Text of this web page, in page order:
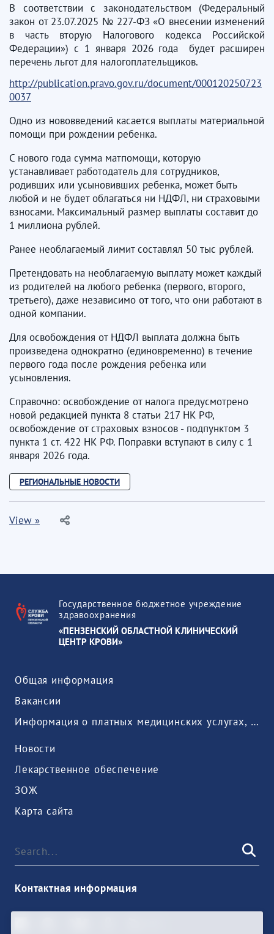
В соответствии с законодательством (Федеральный
закон от 23.07.2025 № 227-ФЗ «О внесении изменений
в часть вторую Налогового кодекса Российской
Федерации») с 1 января 2026 года будет расширен
перечень льгот для налогоплательщиков.
http://publication.pravo.gov.ru/document/000120250723
0037
Одно из нововведений касается выплаты материальной
помощи при рождении ребенка.
С нового года сумма матпомощи, которую
устанавливает работодатель для сотрудников,
родивших или усыновивших ребенка, может быть
любой и не будет облагаться ни НДФЛ, ни страховыми
взносами. Максимальный размер выплаты составит до
1 миллиона рублей.
Ранее необлагаемый лимит составлял 50 тыс рублей.
Претендовать на необлагаемую выплату может каждый
из родителей на любого ребенка (первого, второго,
третьего), даже независимо от того, что они работают в
одной компании.
Для освобождения от НДФЛ выплата должна быть
произведена однократно (единовременно) в течение
первого года после рождения ребенка или
усыновления.
Справочно: освобождение от налога предусмотрено
новой редакцией пункта 8 статьи 217 НК РФ,
освобождение от страховых взносов - подпунктом 3
пункта 1 ст. 422 НК РФ. Поправки вступают в силу с 1
января 2026 года.
РЕГИОНАЛЬНЫЕ НОВОСТИ
View »
Государственное бюджетное учреждение
здравоохранения
«ПЕНЗЕНСКИЙ ОБЛАСТНОЙ КЛИНИЧЕСКИЙ
ЦЕНТР КРОВИ»
Общая информация
Вакансии
Информация о платных медицинских услугах, предоставляемых медицинской организацией
Новости
Лекарственное обеспечение
ЗОЖ
Карта сайта
Контактная информация